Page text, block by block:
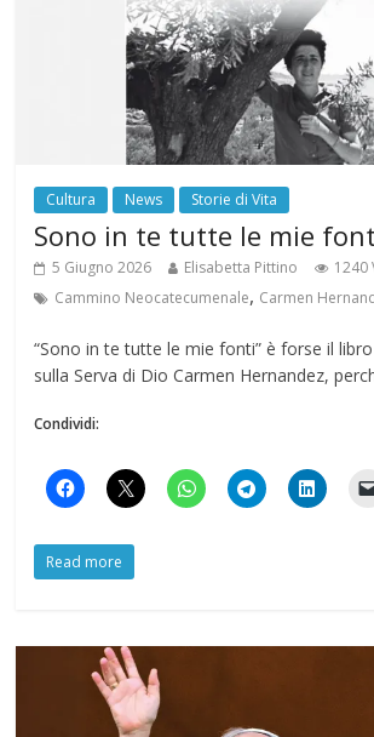
Cultura News Storie di Vita
Sono in te tutte le mie
5 Giugno 2026 Elisabetta Pittino
1240
Cammino Neocatecumenale, Carmen
“Sono in te tutte le mie fonti” è forse il
sulla Serva di Dio Carmen Hernandez,
Condividi:
Read more